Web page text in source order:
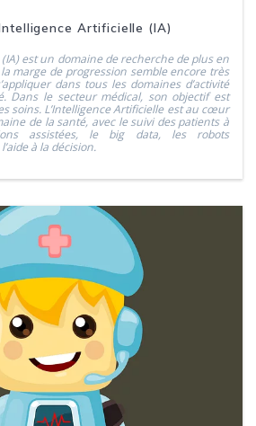
Artificielle (IA)
est un domaine de recherche de plus en
marge de progression semble encore très
dans tous les domaines d’activité
Dans le secteur médical, son objectif est
soins. L’Intelligence Artificielle est au cœur
de la santé, avec le suivi des patients à
assistées, le big data, les robots
à la décision.